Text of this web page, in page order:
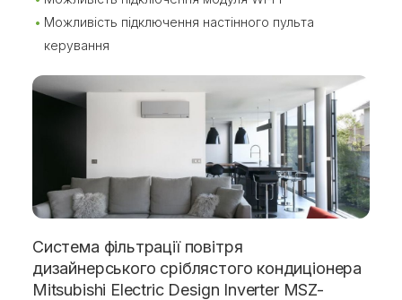
Можливість підключення настінного пульта
керування
Система фільтрації повітря
дизайнерського сріблястого кондиціонера
Mitsubishi Electric Design Inverter MSZ-